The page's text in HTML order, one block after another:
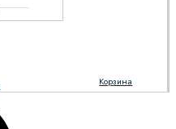
Корзина